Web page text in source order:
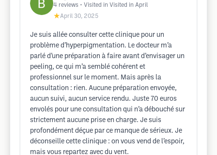
4 reviews • Visited in Visited in April
★April 30, 2025
Je suis allée consulter cette clinique pour un
problème d’hyperpigmentation. Le docteur m’a
parlé d’une préparation à faire avant d’envisager un
peeling, ce qui m’a semblé cohérent et
professionnel sur le moment. Mais après la
consultation : rien. Aucune préparation envoyée,
aucun suivi, aucun service rendu. Juste 70 euros
envolés pour une consultation qui n’a débouché sur
strictement aucune prise en charge. Je suis
profondément déçue par ce manque de sérieux. Je
déconseille cette clinique : on vous vend de l’espoir,
mais vous repartez avec du vent.